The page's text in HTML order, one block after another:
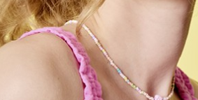
Vorgänge einsehen.